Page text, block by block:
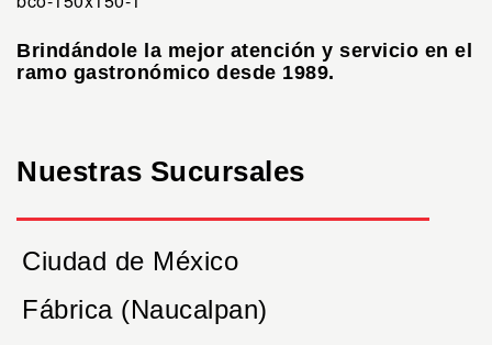
Brindándole la mejor atención y servicio en el
ramo gastronómico desde 1989.
Nuestras Sucursales
Ciudad de México
Fábrica (Naucalpan)